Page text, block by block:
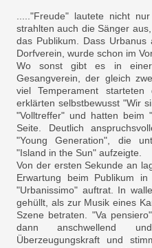
....."Freude" lautete nicht
strahlten auch die Sänger
das Publikum. Dass
Dorfverein, wurde schon im
Wo sonst gibt es in einer
Gesangverein, der gleich
viel Temperament starteten
erklärten selbstbewusst "Wir
"Volltreffer" und hatten beim
Seite. Deutlich
"Young Generation", die
"Island in the Sun" aufzeigte.
Von der ersten Sekunde an
Erwartung beim Publikum
"Urbanissimo" auftrat. In
gehüllt, als zur Musik eines
Szene betraten. "Va
dann anschwellend
Überzeugungskraft und